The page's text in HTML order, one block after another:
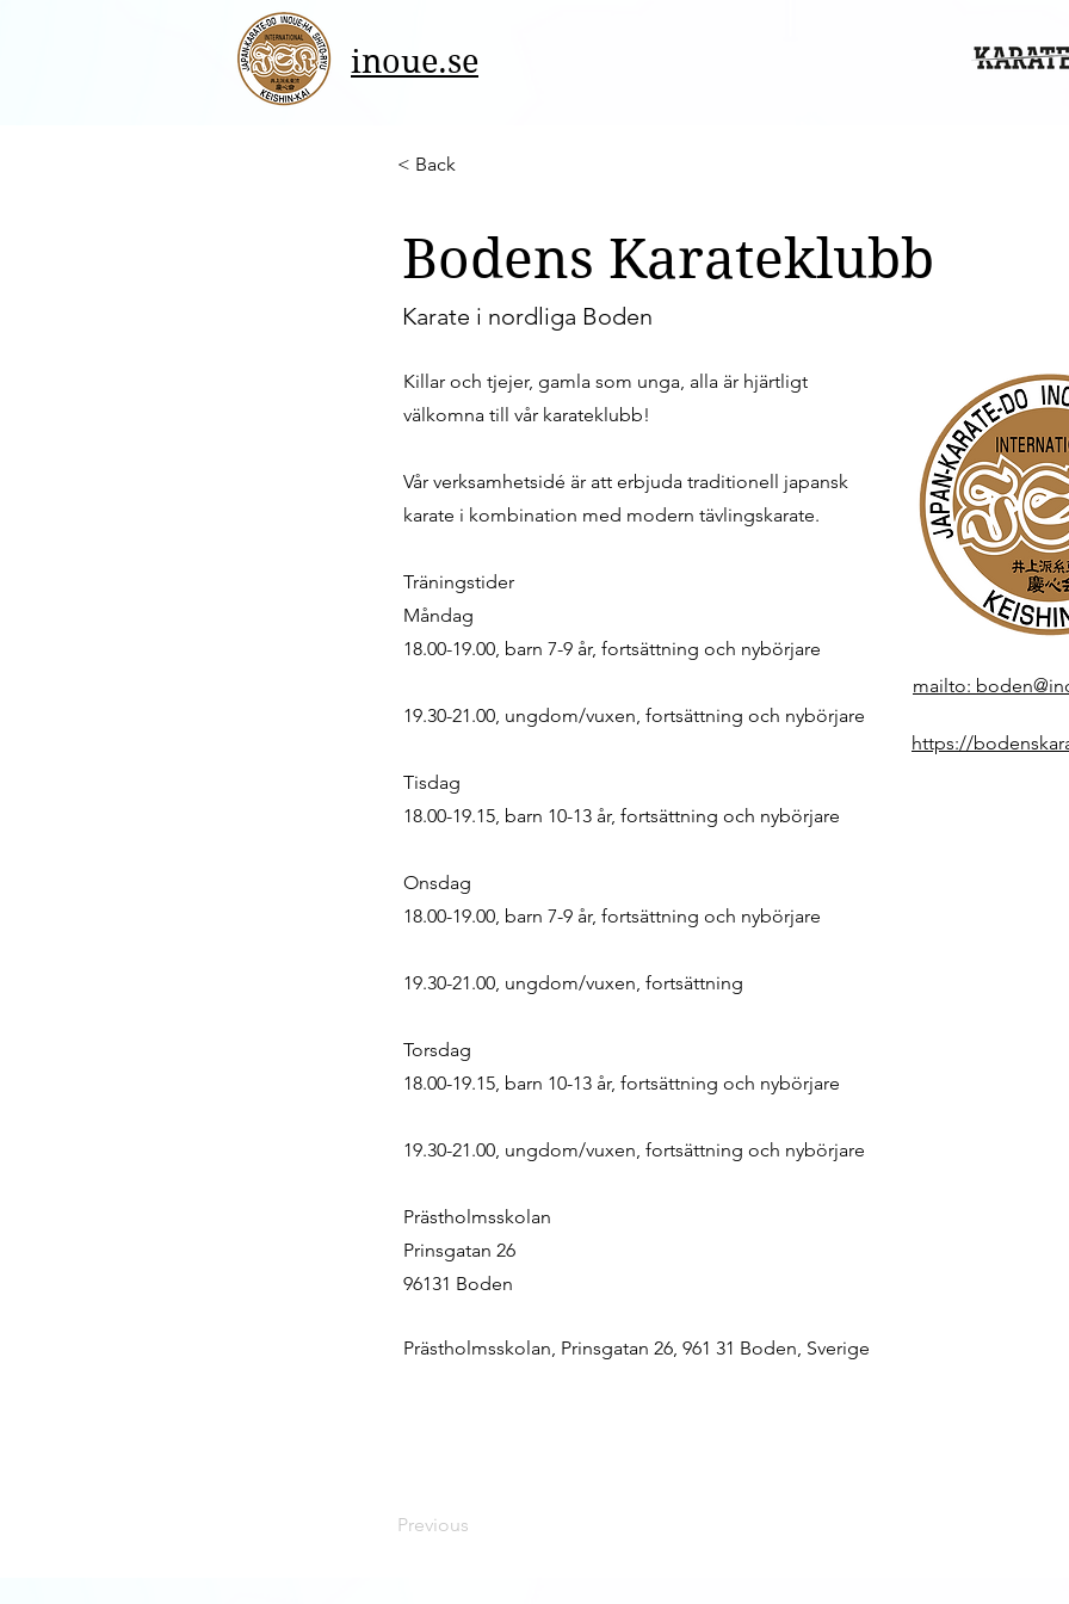
inoue.se
< Back
Bodens Karateklubb
Karate i nordliga Boden
Killar och tjejer, gamla som unga, alla är hjärtligt
välkomna till vår karateklubb!
Vår verksamhetsidé är att erbjuda traditionell japansk
karate i kombination med modern tävlingskarate.
Träningstider
Måndag
18.00-19.00, barn 7-9 år, fortsättning och nybörjare
19.30-21.00, ungdom/vuxen, fortsättning och nybörjare
Tisdag
18.00-19.15, barn 10-13 år, fortsättning och nybörjare
Onsdag
18.00-19.00, barn 7-9 år, fortsättning och nybörjare
19.30-21.00, ungdom/vuxen, fortsättning
Torsdag
18.00-19.15, barn 10-13 år, fortsättning och nybörjare
19.30-21.00, ungdom/vuxen, fortsättning och nybörjare
Prästholmsskolan
Prinsgatan 26
96131 Boden
mailto:
https://
Prästholmsskolan, Prinsgatan 26, 961 31 Boden, Sverige
Previous